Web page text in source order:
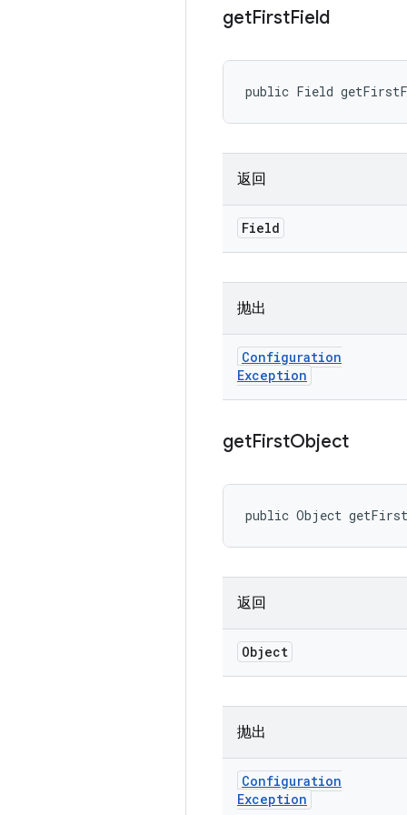
getFirstField
public Field
返回
Field
抛出
Configuration
Exception
getFirstObject
public Object
返回
Object
抛出
Configuration
Exception